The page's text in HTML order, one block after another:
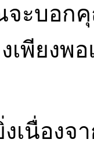
ะบอก
เพียงพ
งเนื่อง